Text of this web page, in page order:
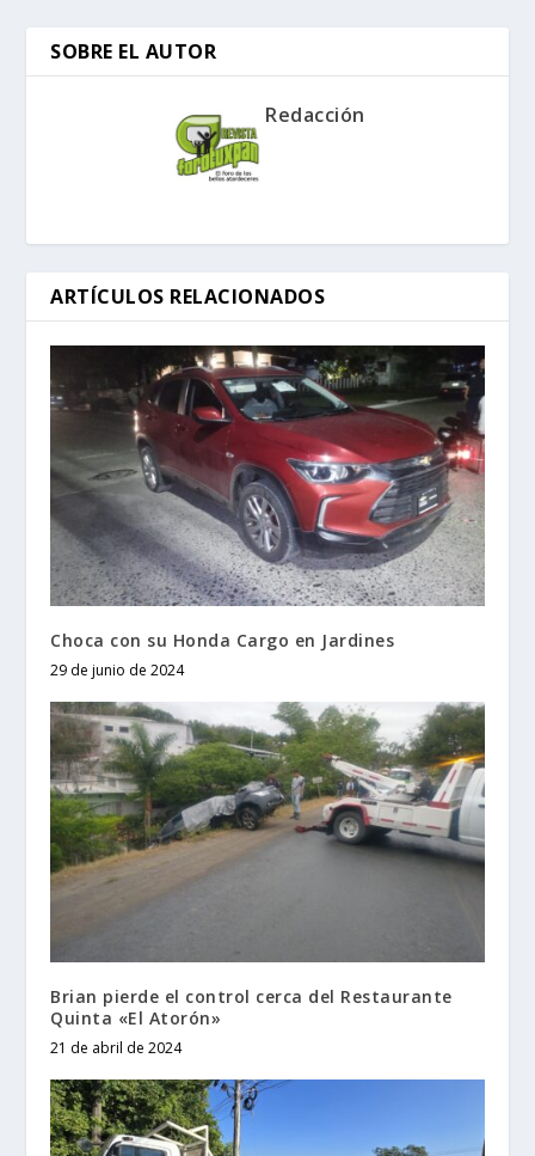
SOBRE EL AUTOR
Redacción
ARTÍCULOS RELACIONADOS
Choca con su Honda Cargo en Jardines
29 de junio de 2024
Brian pierde el control cerca del Restaurante
Quinta «El Atorón»
21 de abril de 2024